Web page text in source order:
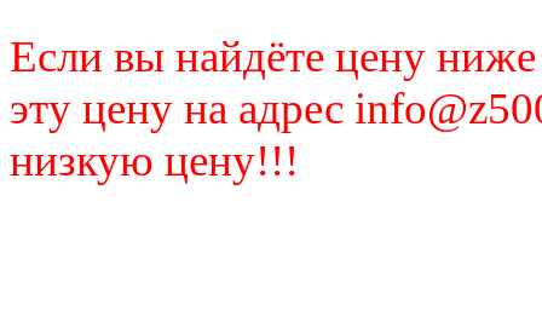
Если вы найдёте цену
эту цену на адрес
низкую цену!!!